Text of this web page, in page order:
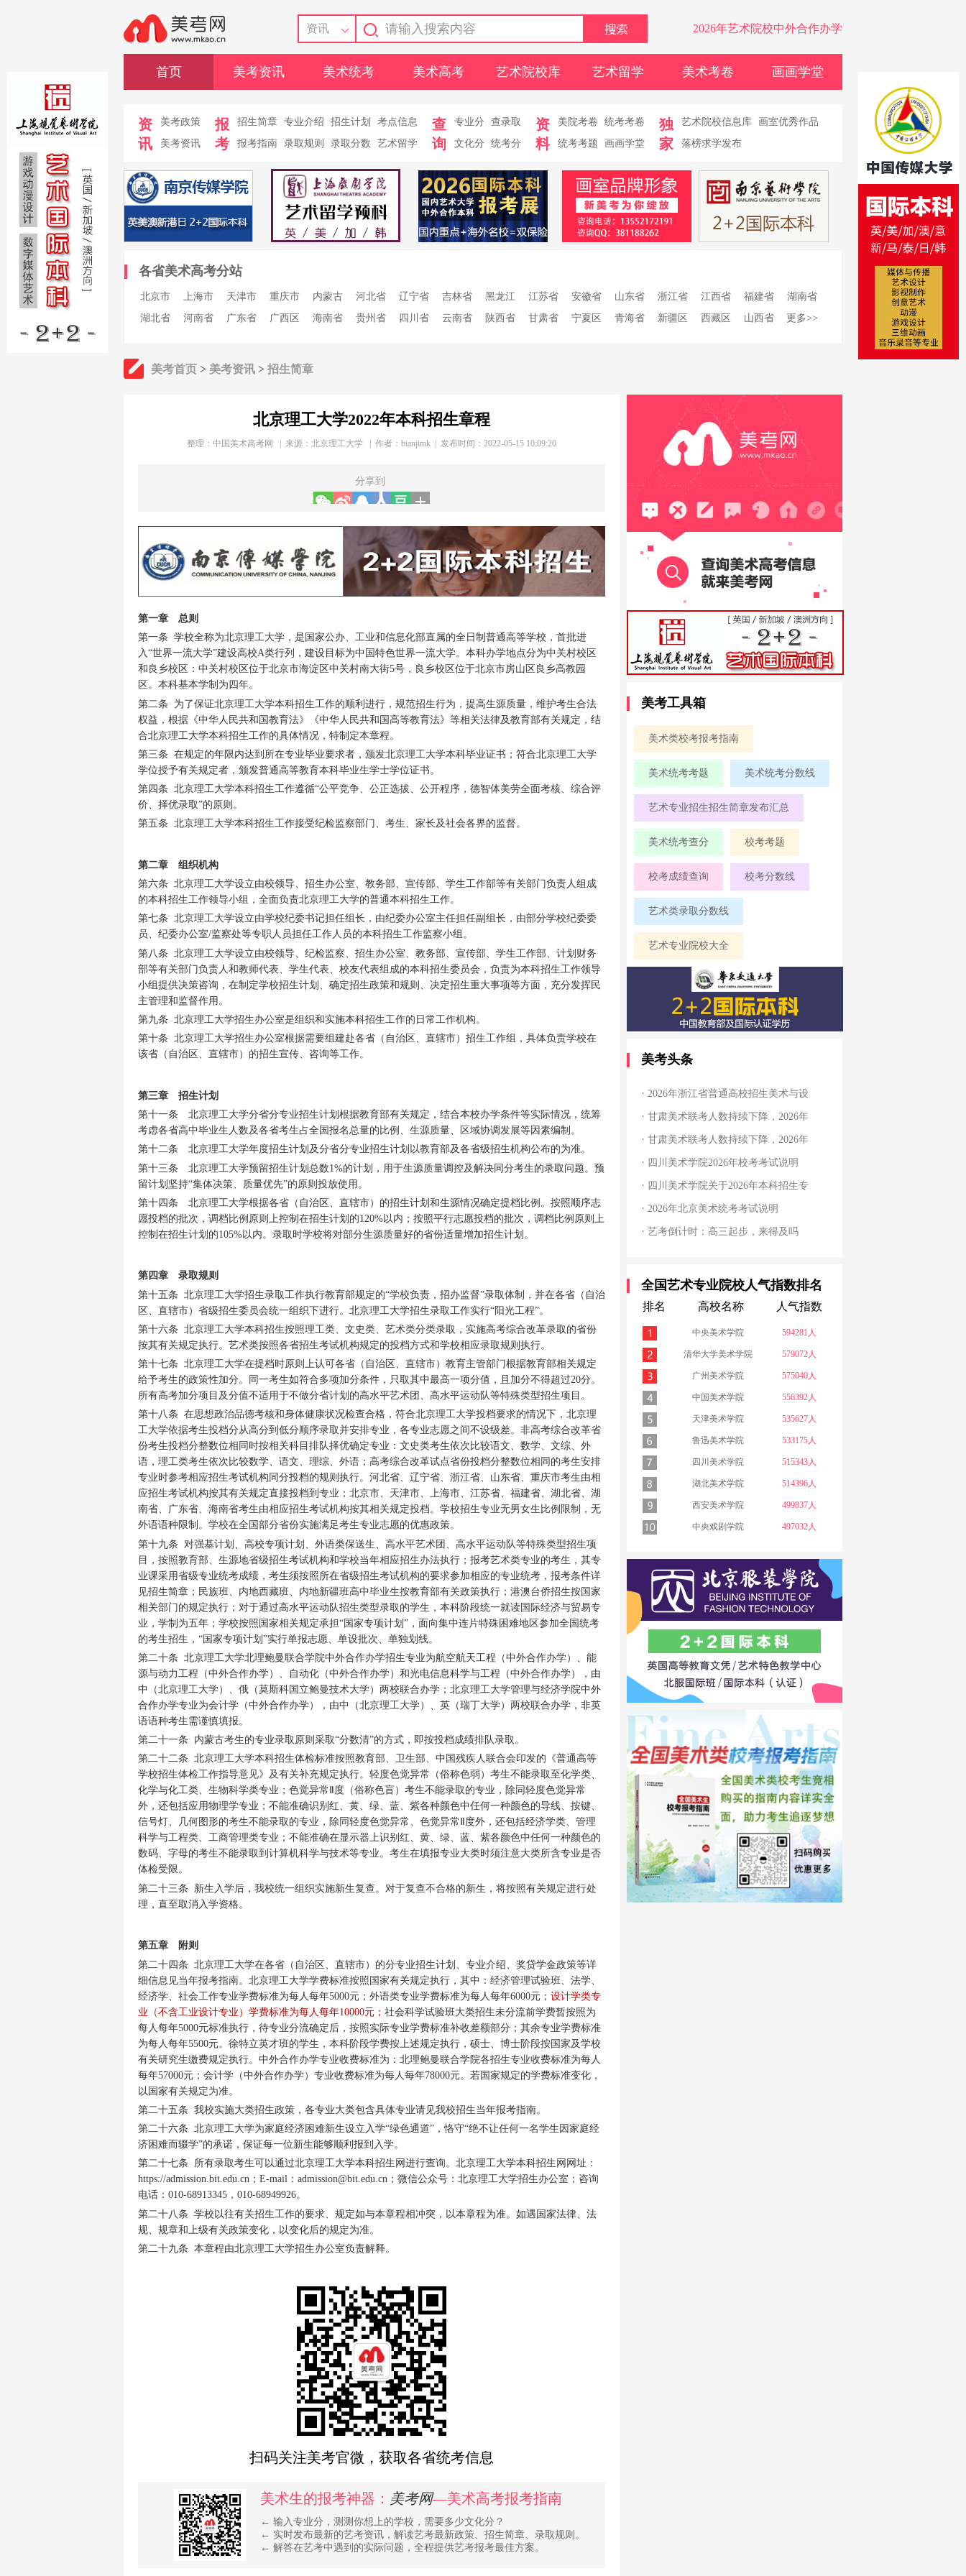
资讯 2026年艺术院校中外合作办学
首页 美考资讯 美术统考 美术高考 艺术院校库 艺术留学 美术考卷 画画学堂
资
讯
美考政策
美考资讯
报
考
招生简章 专业介绍 招生计划
考点信息
报考指南 录取规则 录取分数 艺术留学
查
询
专业分
查录取
文化分
统考分
资
料
美院考卷
统考考卷
统考考题
画画学堂
独
家
艺术院校信息库
画室优秀作品
落榜求学发布
各省美术高考分站
北京市 上海市 天津市 重庆市 内蒙古 河北省 辽宁省 吉林省 黑龙江 江苏省 安徽省 山东省 浙江省 江西省 福建省
湖南省
湖北省
河南省 广东省 广西区 海南省 贵州省 四川省 云南省 陕西省 甘肃省 宁夏区 青海省 新疆区 西藏区 山西省 更多>>
美考首页 > 美考资讯 > 招生简章
北京理工大学2022年本科招生章程
整理： 中国美术高考网 | 来源：北京理工大学 | 作者： bianjimk | 发布时间：2022-05-15 10:09:20
分享到
第一章 总则
第一条 学校全称为北京理工大学，是国家公办、工业和信息化部直属的全日制普通高等学校，首批进
入“世界一流大学”建设高校A类行列，建设目标为中国特色世界一流大学。本科办学地点分为中关村校区
和良乡校区：中关村校区位于北京市海淀区中关村南大街5号，良乡校区位于北京市房山区良乡高教园
区。本科基本学制为四年。
第二条 为了保证北京理工大学本科招生工作的顺利进行，规范招生行为，提高生源质量，维护考生合法
权益，根据《中华人民共和国教育法》《中华人民共和国高等教育法》等相关法律及教育部有关规定，结
合北京理工大学本科招生工作的具体情况，特制定本章程。
第三条 在规定的年限内达到所在专业毕业要求者，颁发北京理工大学本科毕业证书；符合北京理工大学
学位授予有关规定者，颁发普通高等教育本科毕业生学士学位证书。
第四条 北京理工大学本科招生工作遵循“公平竞争、公正选拔、公开程序，德智体美劳全面考核、综合评
价、择优录取”的原则。
第五条 北京理工大学本科招生工作接受纪检监察部门、考生、家长及社会各界的监督。
第二章 组织机构
第六条 北京理工大学设立由校领导、招生办公室、教务部、宣传部、学生工作部等有关部门负责人组成
的本科招生工作领导小组，全面负责北京理工大学的普通本科招生工作。
第七条 北京理工大学设立由学校纪委书记担任组长，由纪委办公室主任担任副组长，由部分学校纪委委
员、纪委办公室/监察处等专职人员担任工作人员的本科招生工作监察小组。
第八条 北京理工大学设立由校领导、纪检监察、招生办公室、教务部、宣传部、学生工作部、计划财务
部等有关部门负责人和教师代表、学生代表、校友代表组成的本科招生委员会，负责为本科招生工作领导
小组提供决策咨询，在制定学校招生计划、确定招生政策和规则、决定招生重大事项等方面，充分发挥民
主管理和监督作用。
第九条 北京理工大学招生办公室是组织和实施本科招生工作的日常工作机构。
第十条 北京理工大学招生办公室根据需要组建赴各省（自治区、直辖市）招生工作组，具体负责学校在
该省（自治区、直辖市）的招生宣传、咨询等工作。
第三章 招生计划
第十一条 北京理工大学分省分专业招生计划根据教育部有关规定，结合本校办学条件等实际情况，统筹
考虑各省高中毕业生人数及各省考生占全国报名总量的比例、生源质量、区域协调发展等因素编制。
第十二条 北京理工大学年度招生计划及分省分专业招生计划以教育部及各省级招生机构公布的为准。
第十三条 北京理工大学预留招生计划总数1%的计划，用于生源质量调控及解决同分考生的录取问题。预
留计划坚持“集体决策、质量优先”的原则投放使用。
第十四条 北京理工大学根据各省（自治区、直辖市）的招生计划和生源情况确定提档比例。按照顺序志
愿投档的批次，调档比例原则上控制在招生计划的120%以内；按照平行志愿投档的批次，调档比例原则上
控制在招生计划的105%以内。录取时学校将对部分生源质量好的省份适量增加招生计划。
第四章 录取规则
第十五条 北京理工大学招生录取工作执行教育部规定的“学校负责，招办监督”录取体制，并在各省（自治
区、直辖市）省级招生委员会统一组织下进行。北京理工大学招生录取工作实行“阳光工程”。
第十六条 北京理工大学本科招生按照理工类、文史类、艺术类分类录取，实施高考综合改革录取的省份
按其有关规定执行。艺术类按照各省招生考试机构规定的投档方式和学校相应录取规则执行。
第十七条 北京理工大学在提档时原则上认可各省（自治区、直辖市）教育主管部门根据教育部相关规定
给予考生的政策性加分。同一考生如符合多项加分条件，只取其中最高一项分值，且加分不得超过20分。
所有高考加分项目及分值不适用于不做分省计划的高水平艺术团、高水平运动队等特殊类型招生项目。
第十八条 在思想政治品德考核和身体健康状况检查合格，符合北京理工大学投档要求的情况下，北京理
工大学依据考生投档分从高分到低分顺序录取并安排专业，各专业志愿之间不设级差。非高考综合改革省
份考生投档分整数位相同时按相关科目排队择优确定专业：文史类考生依次比较语文、数学、文综、外
语，理工类考生依次比较数学、语文、理综、外语；高考综合改革试点省份投档分整数位相同的考生安排
专业时参考相应招生考试机构同分投档的规则执行。河北省、辽宁省、浙江省、山东省、重庆市考生由相
应招生考试机构按其有关规定直接投档到专业；北京市、天津市、上海市、江苏省、福建省、湖北省、湖
南省、广东省、海南省考生由相应招生考试机构按其相关规定投档。学校招生专业无男女生比例限制，无
外语语种限制。学校在全国部分省份实施满足考生专业志愿的优惠政策。
第十九条 对强基计划、高校专项计划、外语类保送生、高水平艺术团、高水平运动队等特殊类型招生项
目，按照教育部、生源地省级招生考试机构和学校当年相应招生办法执行；报考艺术类专业的考生，其专
业课采用省级专业统考成绩，考生须按照所在省级招生考试机构的要求参加相应的专业统考，报考条件详
见招生简章；民族班、内地西藏班、内地新疆班高中毕业生按教育部有关政策执行；港澳台侨招生按国家
相关部门的规定执行；对于通过高水平运动队招生类型录取的学生，本科阶段统一就读国际经济与贸易专
业，学制为五年；学校按照国家相关规定承担“国家专项计划”，面向集中连片特殊困难地区参加全国统考
的考生招生，“国家专项计划”实行单报志愿、单设批次、单独划线。
第二十条 北京理工大学北理鲍曼联合学院中外合作办学招生专业为航空航天工程（中外合作办学）、能
源与动力工程（中外合作办学）、自动化（中外合作办学）和光电信息科学与工程（中外合作办学），由
中（北京理工大学）、俄（莫斯科国立鲍曼技术大学）两校联合办学；北京理工大学管理与经济学院中外
合作办学专业为会计学（中外合作办学），由中（北京理工大学）、英（瑞丁大学）两校联合办学，非英
语语种考生需谨慎填报。
第二十一条 内蒙古考生的专业录取原则采取“分数清”的方式，即按投档成绩排队录取。
第二十二条 北京理工大学本科招生体检标准按照教育部、卫生部、中国残疾人联合会印发的《普通高等
学校招生体检工作指导意见》及有关补充规定执行。轻度色觉异常（俗称色弱）考生不能录取至化学类、
化学与化工类、生物科学类专业；色觉异常Ⅱ度（俗称色盲）考生不能录取的专业，除同轻度色觉异常
外，还包括应用物理学专业；不能准确识别红、黄、绿、蓝、紫各种颜色中任何一种颜色的导线、按键、
信号灯、几何图形的考生不能录取的专业，除同轻度色觉异常、色觉异常Ⅱ度外，还包括经济学类、管理
科学与工程类、工商管理类专业；不能准确在显示器上识别红、黄、绿、蓝、紫各颜色中任何一种颜色的
数码、字母的考生不能录取到计算机科学与技术等专业。考生在填报专业大类时须注意大类所含专业是否
体检受限。
第二十三条 新生入学后，我校统一组织实施新生复查。对于复查不合格的新生，将按照有关规定进行处
理，直至取消入学资格。
第五章 附则
第二十四条 北京理工大学在各省（自治区、直辖市）的分专业招生计划、专业介绍、奖贷学金政策等详
细信息见当年报考指南。北京理工大学学费标准按照国家有关规定执行，其中：经济管理试验班、法学、
经济学、社会工作专业学费标准为每人每年5000元；外语类专业学费标准为每人每年6000元； 设计学类专
业（不含工业设计专业）学费标准为每人每年10000元； 社会科学试验班大类招生未分流前学费暂按照为
每人每年5000元标准执行，待专业分流确定后，按照实际专业学费标准补收差额部分；其余专业学费标准
为每人每年5500元。徐特立英才班的学生，本科阶段学费按上述规定执行，硕士、博士阶段按国家及学校
有关研究生缴费规定执行。中外合作办学专业收费标准为：北理鲍曼联合学院各招生专业收费标准为每人
每年57000元；会计学（中外合作办学）专业收费标准为每人每年78000元。若国家规定的学费标准变化，
以国家有关规定为准。
第二十五条 我校实施大类招生政策，各专业大类包含具体专业请见我校招生当年报考指南。
第二十六条 北京理工大学为家庭经济困难新生设立入学“绿色通道”，恪守“绝不让任何一名学生因家庭经
济困难而辍学”的承诺，保证每一位新生能够顺利报到入学。
第二十七条 所有录取考生可以通过北京理工大学本科招生网进行查询。北京理工大学本科招生网网址：
https://admission.bit.edu.cn；E-mail：admission@bit.edu.cn；微信公众号：北京理工大学招生办公室；咨询
电话：010-68913345，010-68949926。
第二十八条 学校以往有关招生工作的要求、规定如与本章程相冲突，以本章程为准。如遇国家法律、法
规、规章和上级有关政策变化，以变化后的规定为准。
第二十九条 本章程由北京理工大学招生办公室负责解释。
扫码关注美考官微，获取各省统考信息
美术生的报考神器： 美考网—美术高考报考指南
← 输入专业分，测测你想上的学校，需要多少文化分？
← 实时发布最新的艺考资讯，解读艺考最新政策、招生简章、录取规则。
← 解答在艺考中遇到的实际问题，全程提供艺考报考最佳方案。
美考工具箱
美术类校考报考指南
美术统考考题 美术统考分数线
艺术专业招生招生简章发布汇总
美术统考查分 校考考题
校考成绩查询 校考分数线
艺术类录取分数线
艺术专业院校大全
美考头条
2026年浙江省普通高校招生美术与设
甘肃美术联考人数持续下降，2026年
甘肃美术联考人数持续下降，2026年
四川美术学院2026年校考考试说明
四川美术学院关于2026年本科招生专
2026年北京美术统考考试说明
艺考倒计时：高三起步，来得及吗
全国艺术专业院校人气指数排名
排名 高校名称 人气指数
中央美术学院 594281人
清华大学美术学院 579072人
广州美术学院 575040人
中国美术学院 556392人
天津美术学院 535627人
鲁迅美术学院 533175人
四川美术学院 515343人
湖北美术学院 514396人
西安美术学院 499837人
中央戏剧学院 497032人